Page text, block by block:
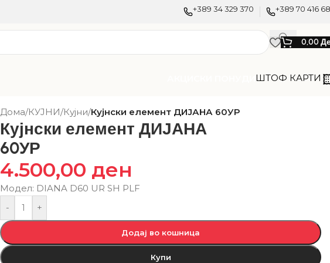
+389 34 329 370 +389 70 416
0,00
ШТОФ КАРТИ
Дома/КУЈНИ/Кујни/Кујнски елемент ДИЈАНА 60УР
Кујнски елемент ДИЈАНА
60УР
4.500,00 ден
Модел: DIANA D60 UR SH PLF
-
+
Додај во кошница
Купи